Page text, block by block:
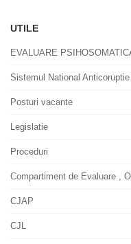
UTILE
EVALUARE
Sistemul National Anticoruptie
Posturi vacante
Legislatie
Proceduri
Compartiment de Evaluare ,
CJAP
CJL